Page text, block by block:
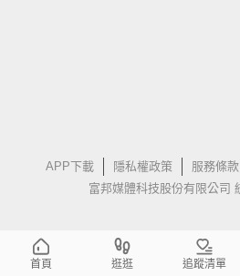
APP下載 隱私權政策 服務條款
富邦媒體科技股份有限公司
首頁 逛逛 追蹤清單